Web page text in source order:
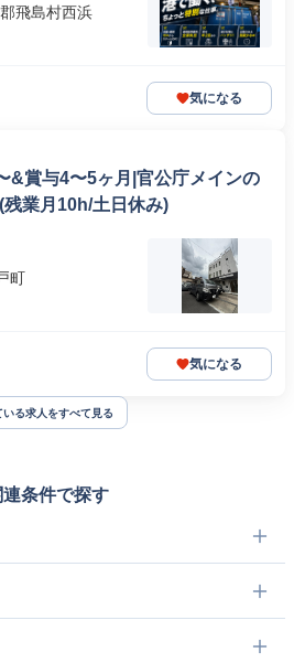
飛島村西浜
気になる
&賞与4〜5ヶ月|官公庁メインの
業月10h/土日休み)
町
気になる
いる求人をすべて見る
連条件で探す